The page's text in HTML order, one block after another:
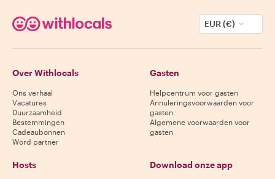
EUR (€)
Over Withlocals
Ons verhaal
Vacatures
Duurzaamheid
Bestemmingen
Cadeaubonnen
Word partner
Gasten
Helpcentrum voor gasten
Annuleringsvoorwaarden voor
gasten
Algemene voorwaarden voor
gasten
Hosts Download onze app